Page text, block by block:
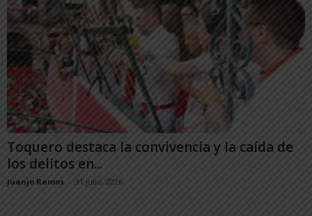
Toquero destaca la convivencia y la caída de
los delitos en...
Juanjo Ramos - 31 julio, 2026